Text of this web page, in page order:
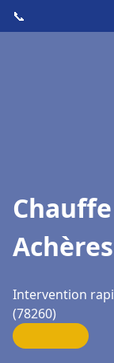
📞
Achères
Intervention
(78260)